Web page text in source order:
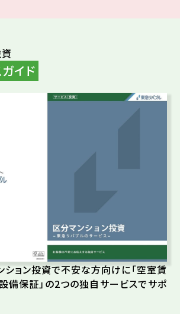
イド
ション投資で不安な方向けに「空室賃
備保証」の2つの独自サービスでサポ